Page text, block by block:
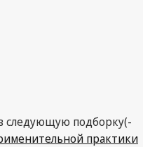
следующую подборку(-
практики